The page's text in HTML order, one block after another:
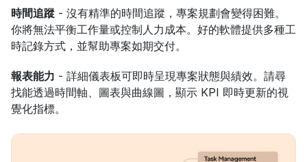
時間追蹤 - 沒有精準的時間追蹤，專案規劃會變得困難。
你將無法平衡工作量或控制人力成本。好的軟體提供多種工
時記錄方式，並幫助專案如期交付。
報表能力 - 詳細儀表板可即時呈現專案狀態與績效。請尋
找能透過時間軸、圖表與曲線圖，顯示 KPI 即時更新的視
覺化指標。